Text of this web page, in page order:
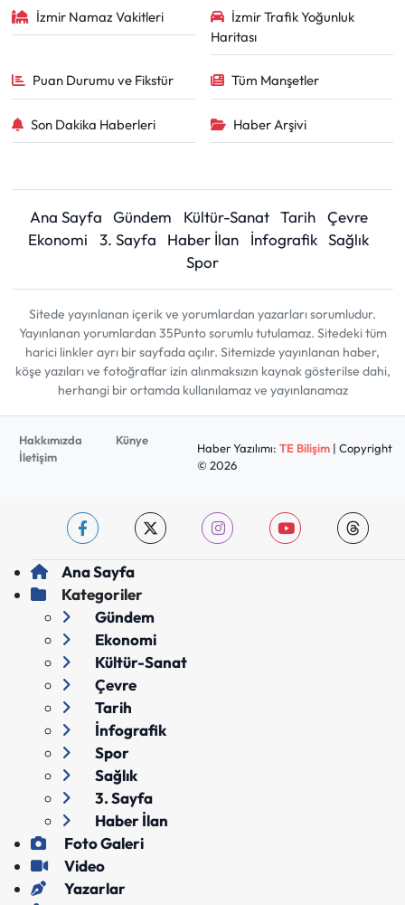
İzmir Namaz Vakitleri
İzmir Trafik Yoğunluk
Haritası
Puan Durumu ve Fikstür Tüm Manşetler
Son Dakika Haberleri Haber Arşivi
Ana Sayfa Gündem Kültür-Sanat Tarih
Çevre
Ekonomi
3. Sayfa Haber İlan İnfografik Sağlık
Spor
Sitede yayınlanan içerik ve yorumlardan yazarları sorumludur.
Yayınlanan yorumlardan 35Punto sorumlu tutulamaz. Sitedeki tüm
harici linkler ayrı bir sayfada açılır. Sitemizde yayınlanan haber,
köşe yazıları ve fotoğraflar izin alınmaksızın kaynak gösterilse dahi,
herhangi bir ortamda kullanılamaz ve yayınlanamaz
Hakkımızda
Künye
İletişim
Haber Yazılımı: TE Bilişim| Copyright
© 2026
Ana Sayfa
Kategoriler
Gündem
Ekonomi
Kültür-Sanat
Çevre
Tarih
İnfografik
Spor
Sağlık
3. Sayfa
Haber İlan
Foto Galeri
Video
Yazarlar